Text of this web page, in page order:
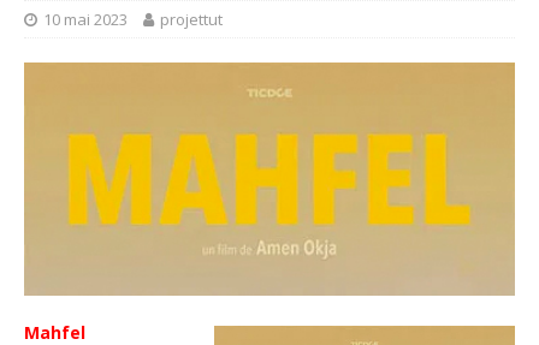
10 mai 2023 projettut
Mahfel